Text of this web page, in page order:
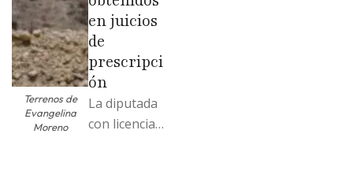
Terrenos de
Evangelina
Moreno
en juicios
de
prescripci
ón
La diputada
con licencia